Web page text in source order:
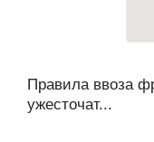
Правила ввоза
ужесточат...